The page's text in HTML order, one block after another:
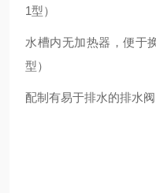
1型）
水槽内无加热器，便于
型）
配制有易于排水的排水阀